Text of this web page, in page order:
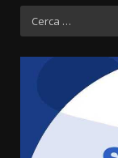
Ricerca
per: